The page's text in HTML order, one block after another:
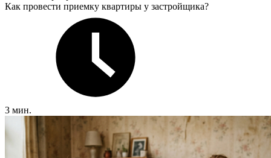
Как провести приемку квартиры у застройщика?
3 мин.